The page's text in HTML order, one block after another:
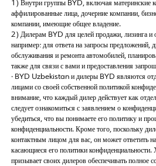
1) Внутри группы BYD, включая материнские
аффилированные лица, дочерние компании,
компании, имеющие общее владение.
2) Дилерам BYD для целей продажи, лизинга и
например: для ответа на запросы предложений,
обслуживания и ремонта автомобилей,
также для связи с вами и предоставления
· BYD Uzbekistan и дилеры BYD являются
лицами со своей собственной политикой
внимание, что каждый дилер действует как
следует ознакомиться с заявлением о
убедиться, что вы понимаете его политику и
конфиденциальности. Кроме того, поскольку
контактным лицом для вас, он может ответить
касающиеся его политики
призывает своих дилеров обеспечивать полное